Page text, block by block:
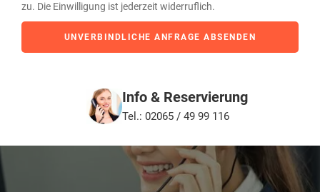
zu. Die Einwilligung ist jederzeit widerruflich.
UNVERBINDLICHE ANFRAGE ABSENDEN
Info & Reservierung
Tel.: 02065 / 49 99 116